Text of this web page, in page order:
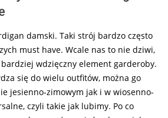
damski. Taki strój bardzo często
must have. Wcale nas to nie dziwi,
wdzięczny element garderoby.
się do wielu outfitów, można go
jesienno-zimowym jak i w wiosenno-
czyli takie jak lubimy. Po co